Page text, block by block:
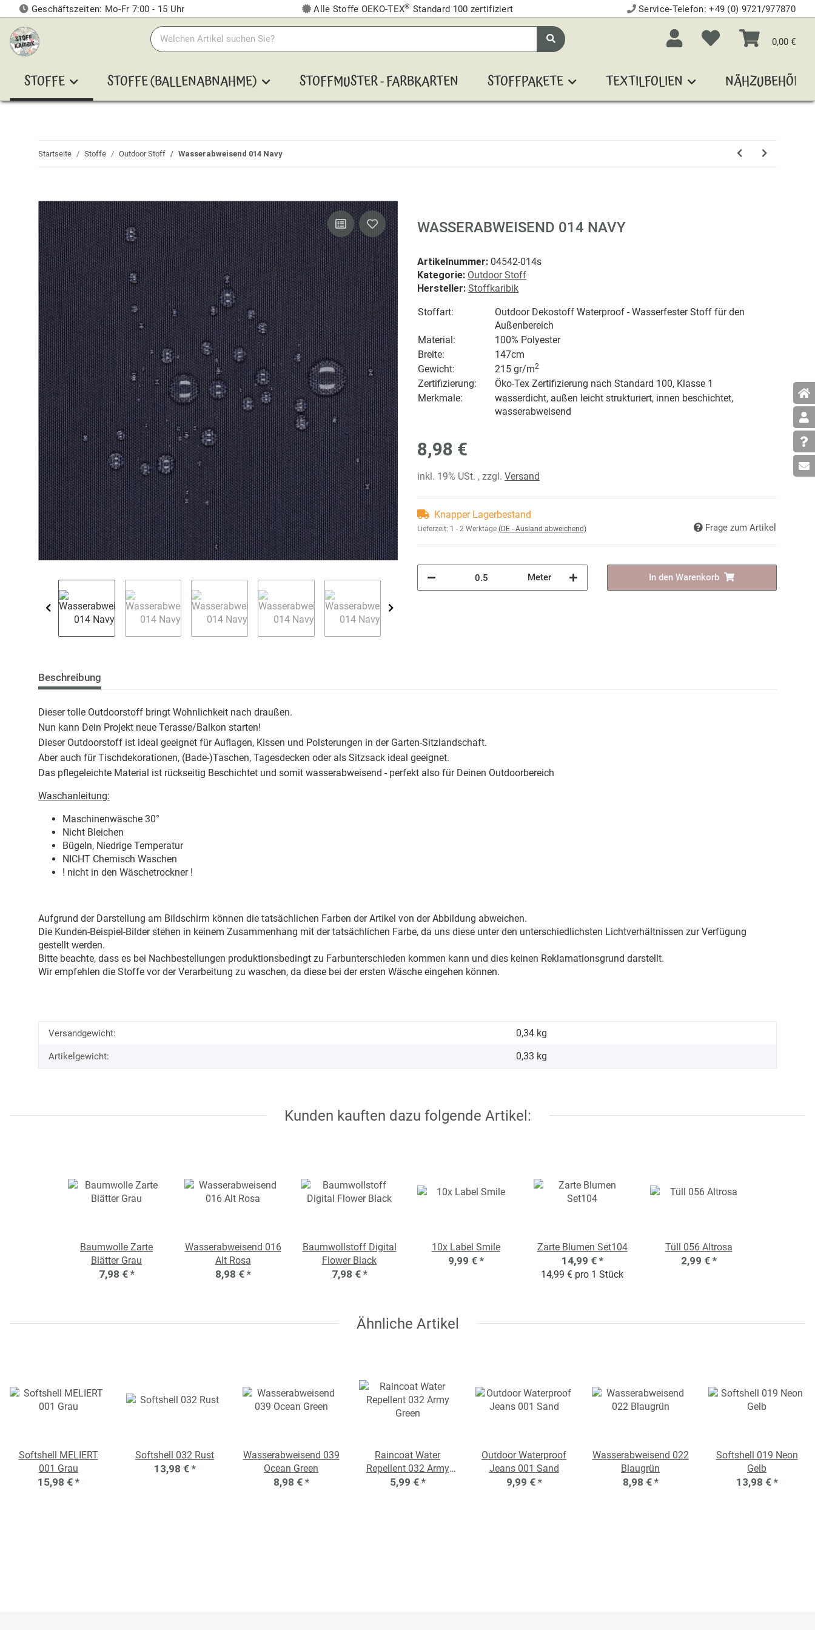
Geschäftszeiten: Mo-Fr 7:00 - 15 Uhr Alle Stoffe OEKO-TEX® Standard 100 zertifiziert Service-Telefon:+49 (0) 9721/977870
0,00 €
STOFFE STOFFE (BALLENABNAHME) STOFFMUSTER - FARBKARTEN STOFFPAKETE TEXTILFOLIEN NÄHZUBEHÖR
Startseite Stoffe Outdoor Stoff Wasserabweisend 014 Navy
WASSERABWEISEND 014 NAVY
Artikelnummer: 04542-014s
Kategorie: Outdoor Stoff
Hersteller: Stoffkaribik
Stoffart:
Outdoor Dekostoff Waterproof - Wasserfester Stoff für den
Außenbereich
Material:
100% Polyester
Breite:
147cm
Gewicht:
215 gr/m2
Zertifizierung:
Öko-Tex Zertifizierung nach Standard 100, Klasse 1
Merkmale:
wasserdicht, außen leicht strukturiert, innen beschichtet,
wasserabweisend
8,98 €
inkl. 19% USt. , zzgl. Versand
Knapper Lagerbestand
Lieferzeit: 1 - 2 Werktage (DE - Ausland abweichend) Frage zum Artikel
Meter In den Warenkorb
Beschreibung
Dieser tolle Outdoorstoff bringt Wohnlichkeit nach draußen.
Nun kann Dein Projekt neue Terasse/Balkon starten!
Dieser Outdoorstoff ist ideal geeignet für Auflagen, Kissen und Polsterungen in der Garten-Sitzlandschaft.
Aber auch für Tischdekorationen, (Bade-)Taschen, Tagesdecken oder als Sitzsack ideal geeignet.
Das pflegeleichte Material ist rückseitig Beschichtet und somit wasserabweisend - perfekt also für Deinen Outdoorbereich
Waschanleitung:
Maschinenwäsche 30°
Nicht Bleichen
Bügeln, Niedrige Temperatur
NICHT Chemisch Waschen
! nicht in den Wäschetrockner !
Aufgrund der Darstellung am Bildschirm können die tatsächlichen Farben der Artikel von der Abbildung abweichen.
Die Kunden-Beispiel-Bilder stehen in keinem Zusammenhang mit der tatsächlichen Farbe, da uns diese unter den unterschiedlichsten Lichtverhältnissen zur Verfügung
gestellt werden.
Bitte beachte, dass es bei Nachbestellungen produktionsbedingt zu Farbunterschieden kommen kann und dies keinen Reklamationsgrund darstellt.
Wir empfehlen die Stoffe vor der Verarbeitung zu waschen, da diese bei der ersten Wäsche eingehen können.
Versandgewicht: 0,34 kg
Artikelgewicht: 0,33 kg
Kunden kauften dazu folgende Artikel:
Baumwolle Zarte
Blätter Grau
7,98 € *
Wasserabweisend 016
Alt Rosa
8,98 € *
Baumwollstoff Digital
Flower Black
7,98 € *
10x Label Smile
9,99 € *
Zarte Blumen Set104
14,99 € *
14,99 € pro 1 Stück
Tüll 056 Altrosa
2,99 € *
Ähnliche Artikel
Softshell MELIERT
001 Grau
15,98 € *
Softshell 032 Rust
13,98 € *
Wasserabweisend 039
Ocean Green
8,98 € *
Raincoat Water
Repellent 032 Army
Green
5,99 € *
Outdoor Waterproof
Jeans 001 Sand
9,99 € *
Wasserabweisend 022
Blaugrün
8,98 € *
Softshell 019 Neon
Gelb
13,98 € *